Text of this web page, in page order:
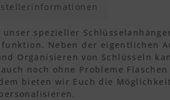
spezieller
Neben der eigentlichen
Organisieren von Schlüsseln
noch ohne Probleme
bieten wir Euch die